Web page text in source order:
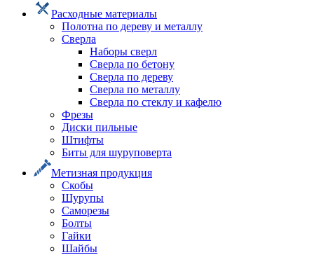
Расходные материалы
Полотна по дереву и металлу
Сверла
Наборы сверл
Сверла по бетону
Сверла по дереву
Сверла по металлу
Сверла по стеклу и кафелю
Фрезы
Диски пильные
Штифты
Биты для шуруповерта
Метизная продукция
Скобы
Шурупы
Саморезы
Болты
Гайки
Шайбы